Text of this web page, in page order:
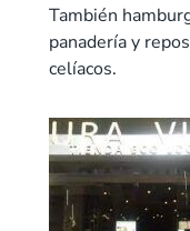
También
panadería y
celíacos.